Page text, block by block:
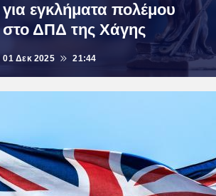
για εγκλήματα πολέμου
στο ΔΠΔ της Χάγης
01 Δεκ 2025 21:44